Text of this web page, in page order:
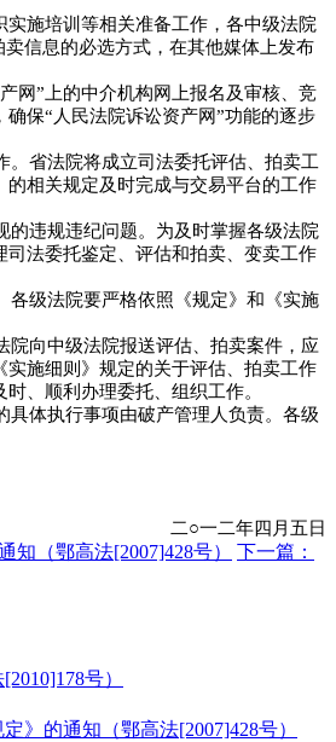
施培训等相关准备工作，各中级法院
信息的必选方式，在其他媒体上发布
网”上的中介机构网上报名及审核、竞
保“人民法院诉讼资产网”功能的逐步
。省法院将成立司法委托评估、拍卖工
相关规定及时完成与交易平台的工作
违规违纪问题。为及时掌握各级法院
法委托鉴定、评估和拍卖、变卖工作
各级法院要严格依照《规定》和《实施
向中级法院报送评估、拍卖案件，应
施细则》规定的关于评估、拍卖工作
、顺利办理委托、组织工作。
具体执行事项由破产管理人负责。各级
二○一二年四月五日
（鄂高法[2007]428号）
下一篇：
号）
》的通知（鄂高法[2007]428号）